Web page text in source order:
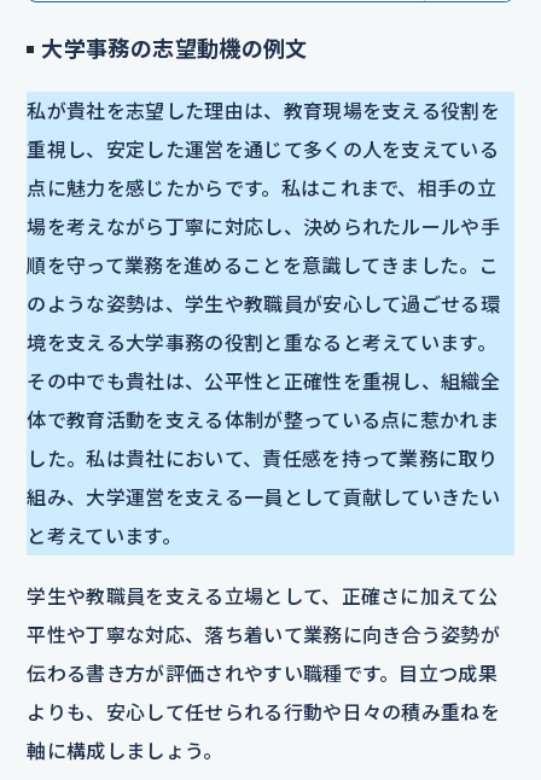
大学事務の志望動機の例文
私が貴社を志望した理由は、教育現場を支える役割を
重視し、安定した運営を通じて多くの人を支えている
点に魅力を感じたからです。私はこれまで、相手の立
場を考えながら丁寧に対応し、決められたルールや手
順を守って業務を進めることを意識してきました。こ
のような姿勢は、学生や教職員が安心して過ごせる環
境を支える大学事務の役割と重なると考えています。
その中でも貴社は、公平性と正確性を重視し、組織全
体で教育活動を支える体制が整っている点に惹かれま
した。私は貴社において、責任感を持って業務に取り
組み、大学運営を支える一員として貢献していきたい
と考えています。
学生や教職員を支える立場として、正確さに加えて公
平性や丁寧な対応、落ち着いて業務に向き合う姿勢が
伝わる書き方が評価されやすい職種です。目立つ成果
よりも、安心して任せられる行動や日々の積み重ねを
軸に構成しましょう。